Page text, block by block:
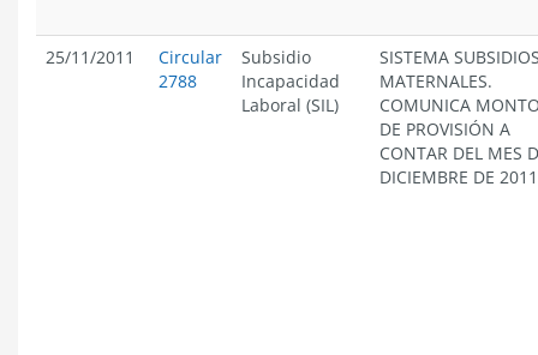
25/11/2011
Circular
2788
Subsidio
Incapacidad
Laboral (SIL)
SISTEMA
MATERNALES.
COMUNICA
DE PROVISIÓN A
CONTAR DEL MES
DICIEMBRE DE